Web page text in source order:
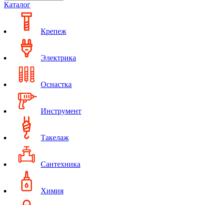
Каталог
Крепеж
Электрика
Оснастка
Инструмент
Такелаж
Сантехника
Химия